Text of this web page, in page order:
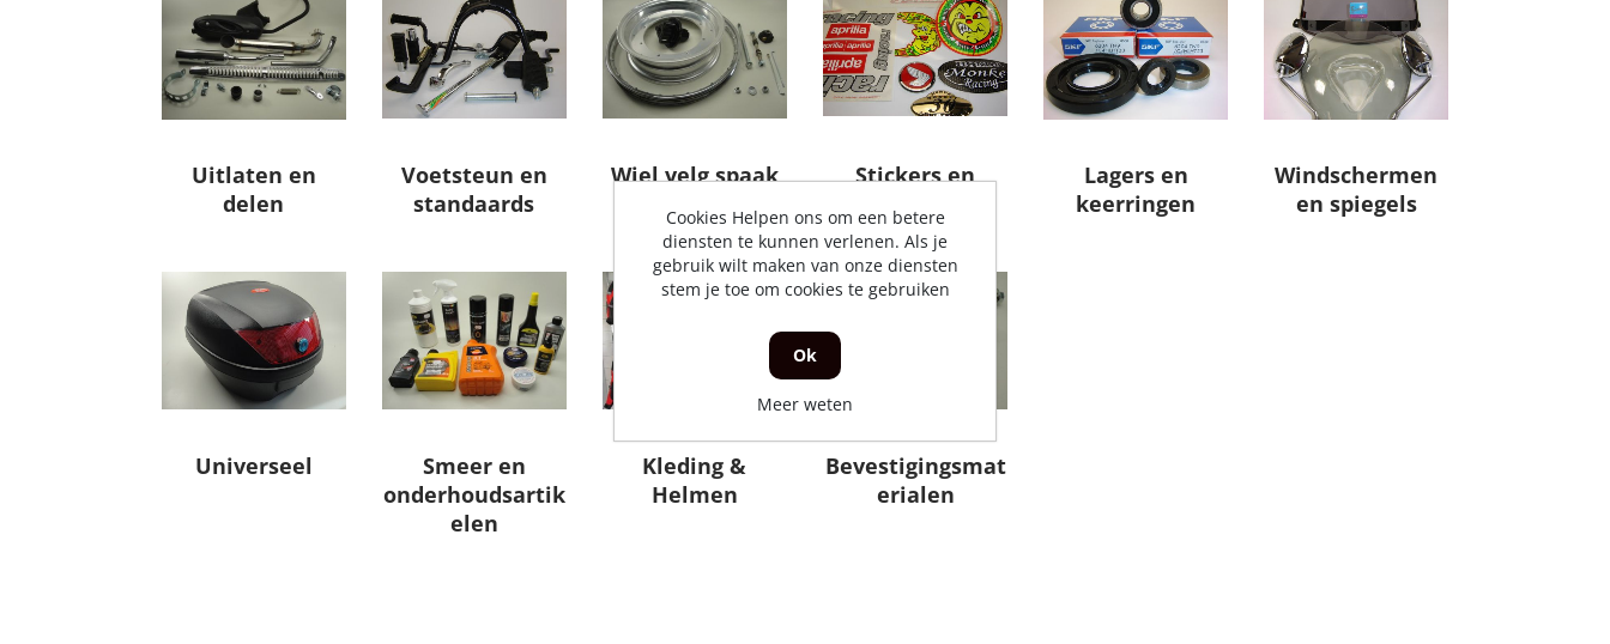
Uitlaten en
delen
Voetsteun en
standaards
Wiel,velg,spaak
Stickers en
emblemen
Lagers en
keerringen
Windschermen
en spiegels
Universeel
Smeer en
onderhoudsartik
elen
Kleding &
Helmen
Bevestigingsmat
erialen
Cookies Helpen ons om een betere
diensten te kunnen verlenen. Als je
gebruik wilt maken van onze diensten
stem je toe om cookies te gebruiken
Ok
Meer weten